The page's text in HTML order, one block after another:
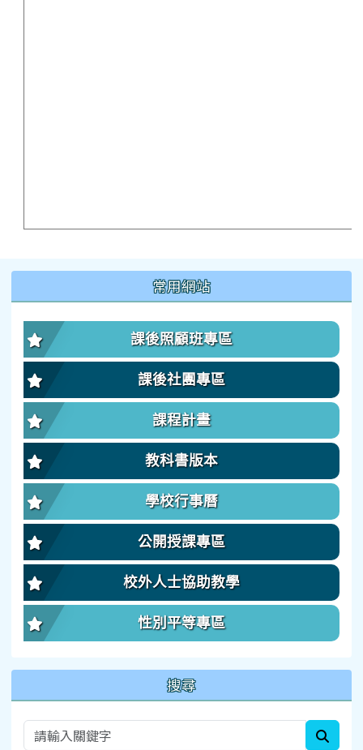
常用網站
課後照顧班專區
課後社團專區
課程計畫
教科書版本
學校行事曆
公開授課專區
校外人士協助教學
性別平等專區
搜尋